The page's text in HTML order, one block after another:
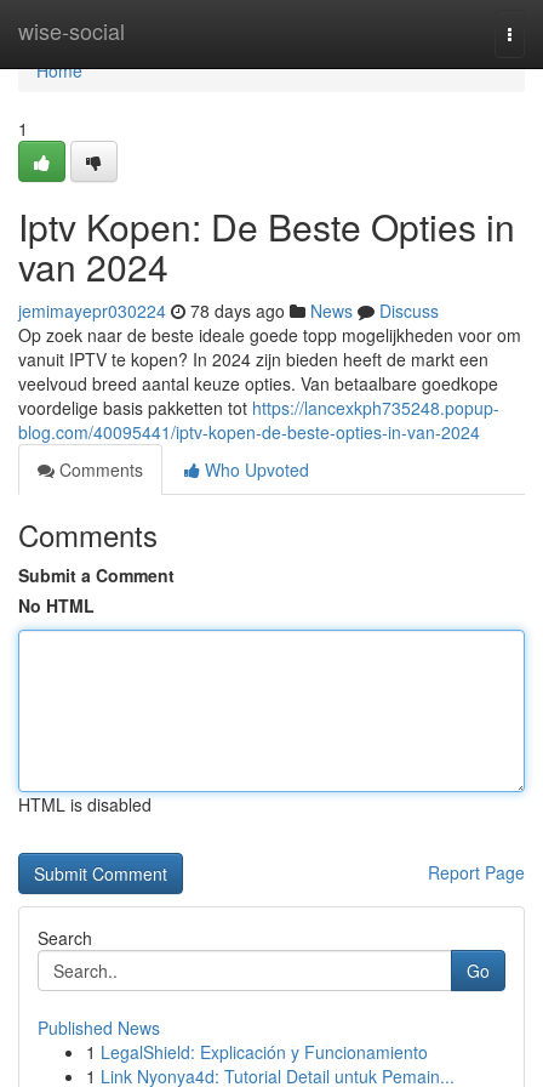
wise-social
Home
Home
1
Iptv Kopen: De Beste Opties in
van 2024
jemimayepr030224 78 days ago News
Discuss
Op zoek naar de beste ideale goede topp mogelijkheden voor om
vanuit IPTV te kopen? In 2024 zijn bieden heeft de markt een
veelvoud breed aantal keuze opties. Van betaalbare goedkope
voordelige basis pakketten tot https://lancexkph735248.popup-
blog.com/40095441/iptv-kopen-de-beste-opties-in-van-2024
Comments
Who Upvoted
Comments
Submit a Comment
No HTML
HTML is disabled
Report Page
Search
Go
Published News
1 LegalShield: Explicación y Funcionamiento
1 Link Nyonya4d: Tutorial Detail untuk Pemain...